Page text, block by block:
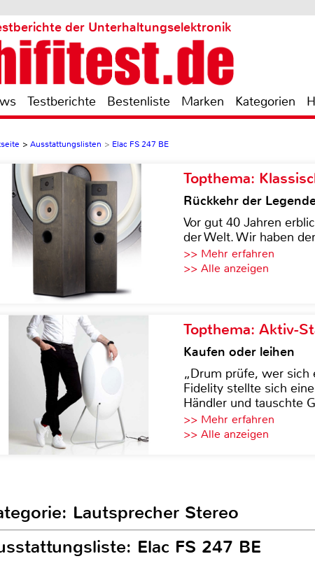
der Unterhaltungselektronik
Testberichte Bestenliste Marken Kategorien
> Ausstattungslisten > Elac FS 247 BE
Topthema:
Rückkehr der
Vor gut 40 Jahren
der Welt. Wir haben
>> Mehr erfahren
>> Alle anzeigen
Topthema: Aktiv-
Kaufen oder leihen
„Drum prüfe, wer sich
Fidelity stellte sich
Händler und tauschte
>> Mehr erfahren
>> Alle anzeigen
Lautsprecher Stereo
Elac FS 247 BE